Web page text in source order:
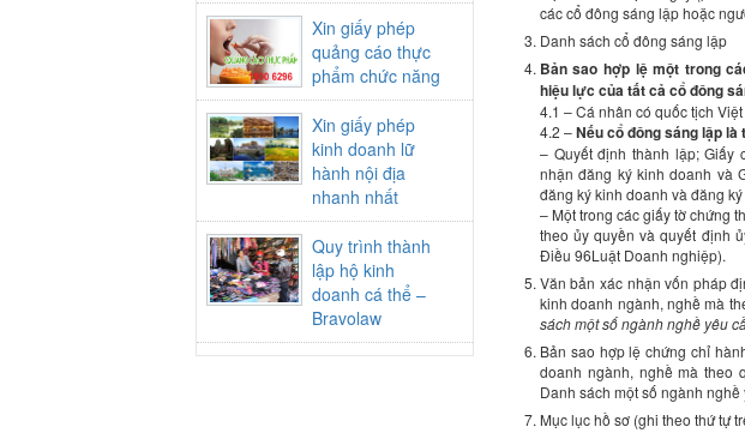
Xin giấy phép
quảng cáo thực
phẩm chức năng
Xin giấy phép
kinh doanh lữ
hành nội địa
nhanh nhất
Quy trình thành
lập hộ kinh
doanh cá thể –
Bravolaw
các cổ đông sáng lập hoặc
Danh sách cổ đông sáng lập
Bản sao hợp lệ một trong
hiệu lực của tất cả cổ đông
4.1 – Cá nhân có quốc tịch
4.2 –Nếu cổ đông sáng lập là
– Quyết định thành lập; Giấy
nhận đăng ký kinh doanh và
đăng ký kinh doanh và đăng ký
– Một trong các giấy tờ chứng
theo ủy quyền và quyết định
Điều 96Luật Doanh nghiệp).
Văn bản xác nhận vốn pháp
kinh doanh ngành, nghề mà
sách một số ngành nghề yêu
Bản sao hợp lệ chứng chỉ
doanh ngành, nghề mà theo
Danh sách một số ngành
Mục lục hồ sơ (ghi theo thứ tự